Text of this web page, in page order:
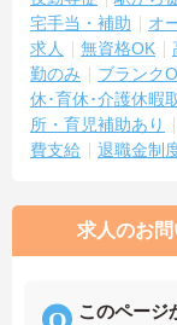
宅手当・補助
オ
求人
無資格OK
勤のみ
ブランク
休･育休･介護休暇
所・育児補助あり
費支給
退職金制
求人のお
このページ